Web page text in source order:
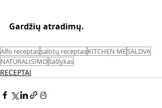
Gardžių atradimų.
Alfo receptassalotų receptasKITCHEN MESALDVA
NATURALISIMOšašlykas
RECEPTAI